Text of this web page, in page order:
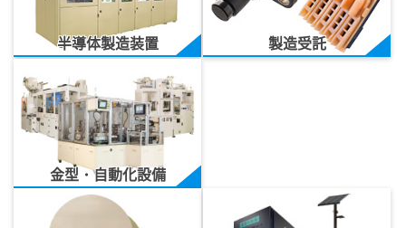
半導体製造装置 製造受託
金型・自動化設備